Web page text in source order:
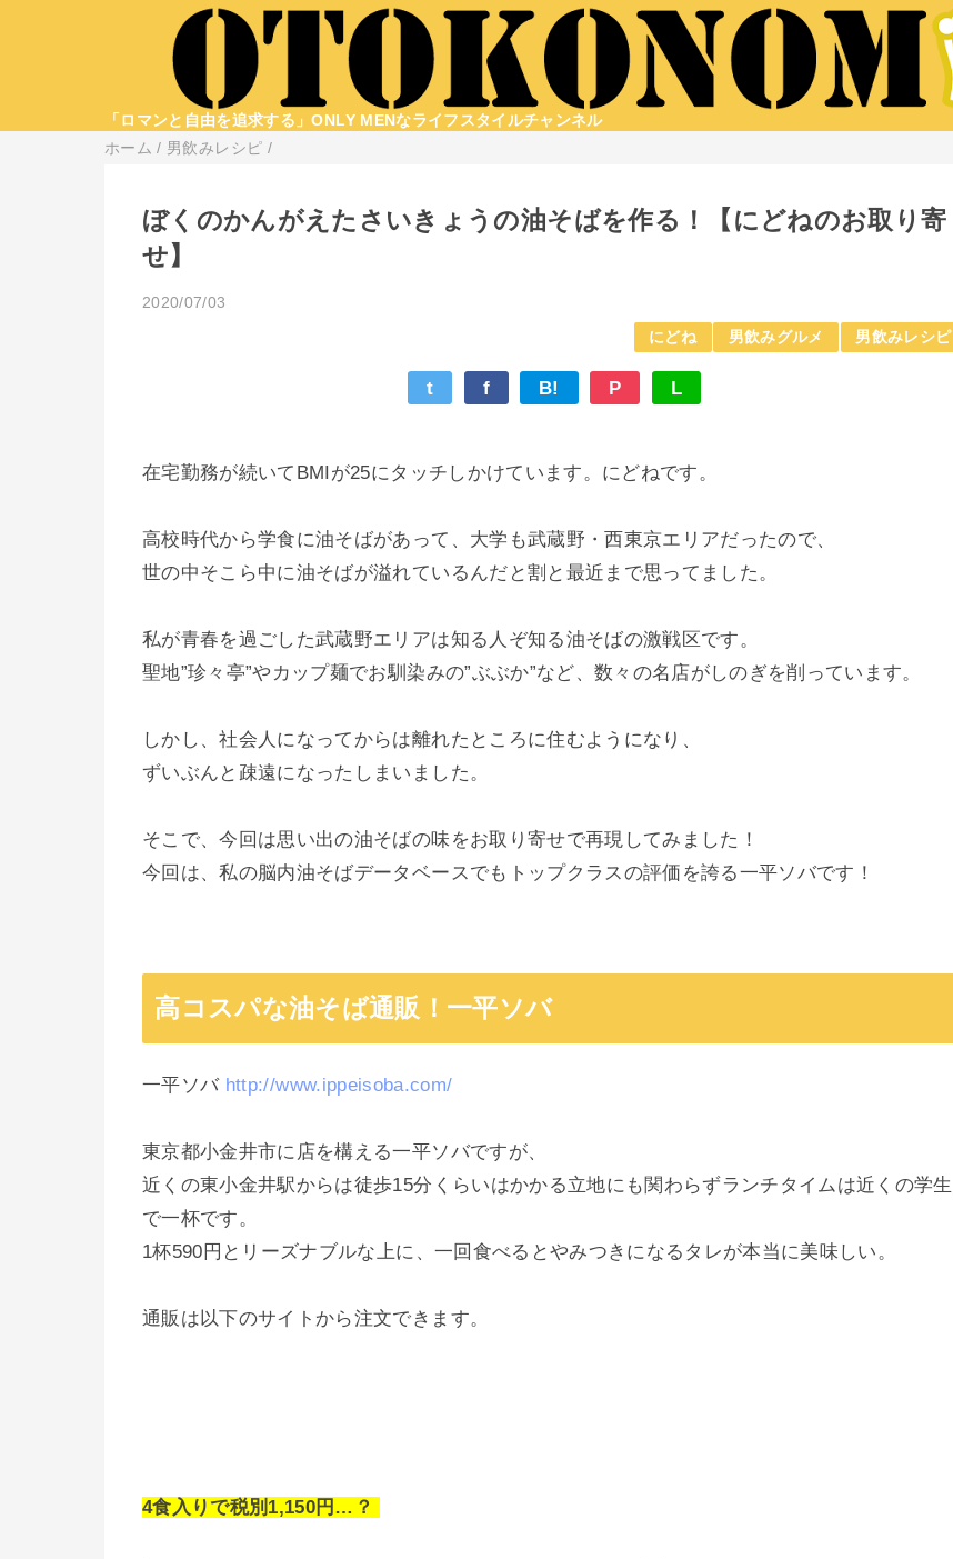
「ロマンと自由を追求する」ONLY MENなライフスタイルチャンネル
ホーム / 男飲みレシピ /
ぼくのかんがえたさいきょうの油そばを作る！【にどねのお取り寄
せ】
2020/07/03
にどね 男飲みグルメ 男飲みレシピ
t f B! P L
在宅勤務が続いてBMIが25にタッチしかけています。にどねです。
高校時代から学食に油そばがあって、大学も武蔵野・西東京エリアだったので、
世の中そこら中に油そばが溢れているんだと割と最近まで思ってました。
私が青春を過ごした武蔵野エリアは知る人ぞ知る油そばの激戦区です。
聖地”珍々亭”やカップ麺でお馴染みの”ぶぶか”など、数々の名店がしのぎを削っています。
しかし、社会人になってからは離れたところに住むようになり、
ずいぶんと疎遠になったしまいました。
そこで、今回は思い出の油そばの味をお取り寄せで再現してみました！
今回は、私の脳内油そばデータベースでもトップクラスの評価を誇る一平ソバです！
高コスパな油そば通販！一平ソバ
一平ソバ http://www.ippeisoba.com/
東京都小金井市に店を構える一平ソバですが、
近くの東小金井駅からは徒歩15分くらいはかかる立地にも関わらずランチタイムは近くの学生
で一杯です。
1杯590円とリーズナブルな上に、一回食べるとやみつきになるタレが本当に美味しい。
通販は以下のサイトから注文できます。
4食入りで税別1,150円…？